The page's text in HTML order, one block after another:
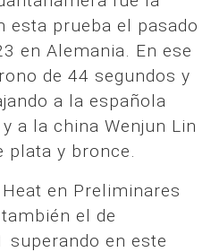
esta prueba el pasado
en Alemania. En ese
de 44 segundos y
a la española
a la china Wenjun Lin
plata y bronce.
en Preliminares
el de
superando en este